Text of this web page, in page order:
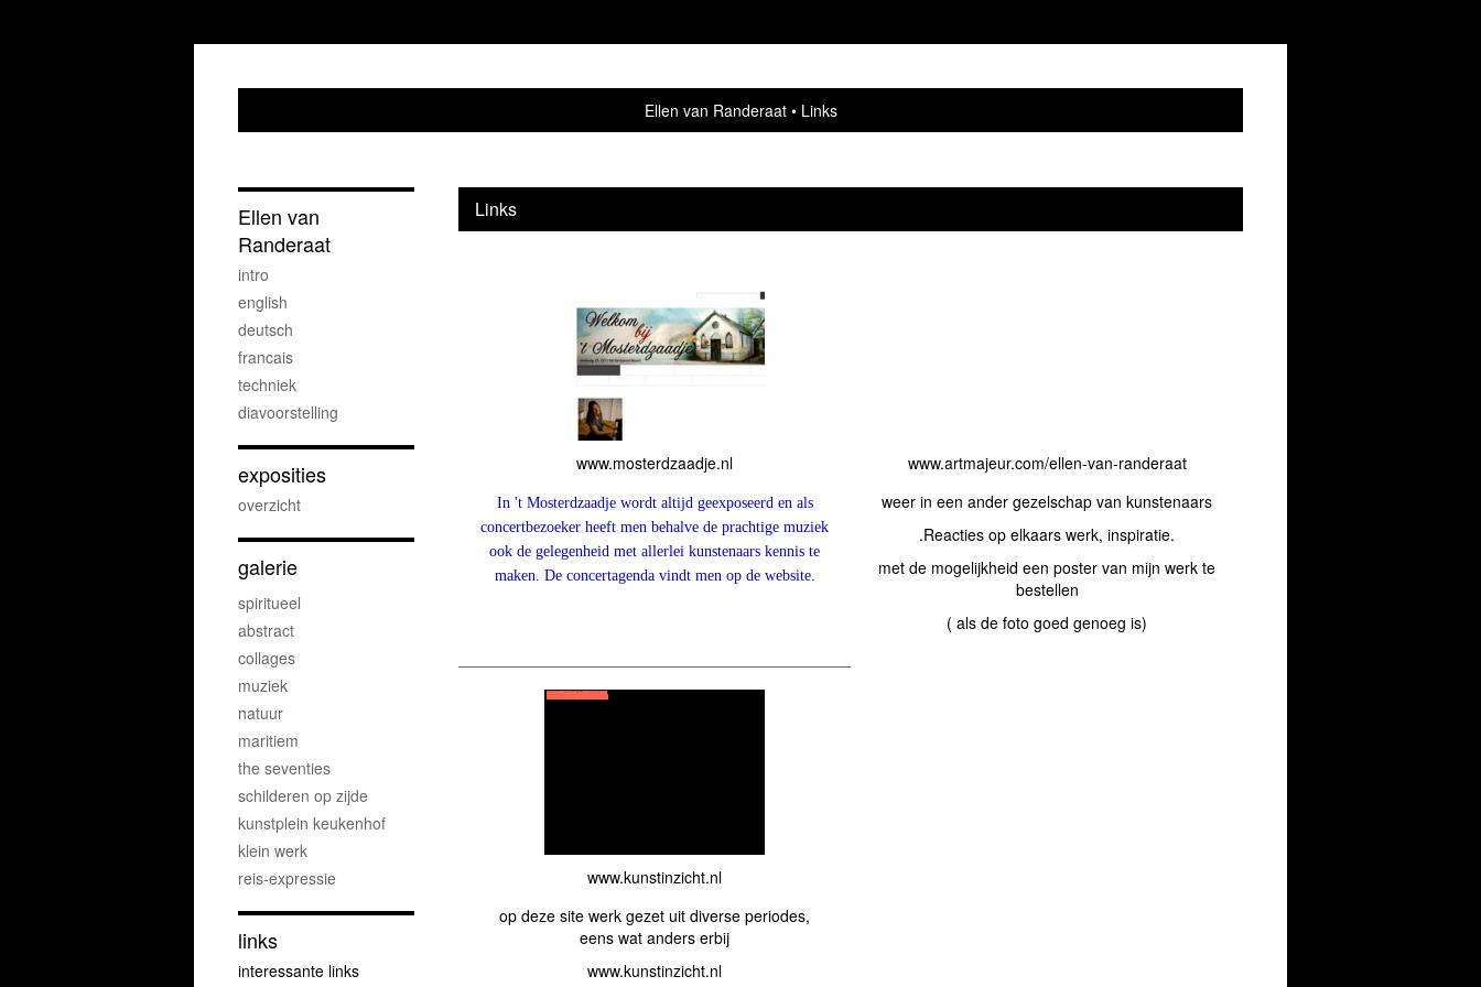
Ellen van Randeraat Links
Links
www.mosterdzaadje.nl
In 't Mosterdzaadje wordt altijd geexposeerd en als
concertbezoeker heeft men behalve de prachtige muziek
ook de gelegenheid met allerlei kunstenaars kennis te
maken. De concertagenda vindt men op de website.
www.artmajeur.com/ellen-van-randeraat
weer in een ander gezelschap van kunstenaars
.Reacties op elkaars werk, inspiratie.
met de mogelijkheid een poster van mijn werk te
bestellen
( als de foto goed genoeg is)
www.kunstinzicht.nl
op deze site werk gezet uit diverse periodes,
eens wat anders erbij
www.kunstinzicht.nl
Ellen van
Randeraat
intro
english
deutsch
francais
techniek
diavoorstelling
exposities
overzicht
galerie
spiritueel
abstract
collages
muziek
natuur
maritiem
the seventies
schilderen op zijde
kunstplein keukenhof
klein werk
reis-expressie
links
interessante links